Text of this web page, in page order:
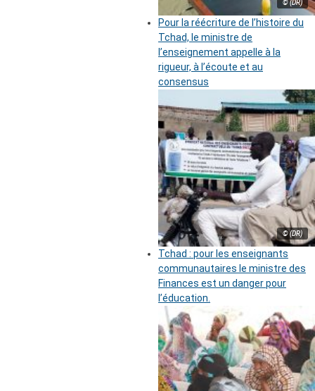
© (DR)
Pour la réécriture de l’histoire du
Tchad, le ministre de
l’enseignement appelle à la
rigueur, à l’écoute et au
consensus
© (DR)
Tchad : pour les enseignants
communautaires le ministre des
Finances est un danger pour
l’éducation.